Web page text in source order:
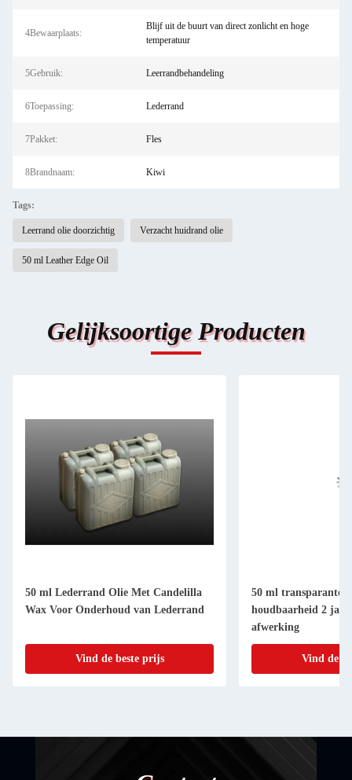
4Bewaarplaats:
Blijf uit de buurt van direct zonlicht en hoge
temperatuur
5Gebruik: Leerrandbehandeling
6Toepassing: Lederrand
7Pakket: Fles
8Brandnaam: Kiwi
Tags:
Leerrand olie doorzichtig Verzacht huidrand olie
50 ml Leather Edge Oil
Gelijksoortige Producten
50 ml Lederrand Olie Met Candelilla
Wax Voor Onderhoud van Lederrand
Vind de beste prijs
50 ml transparante
houdbaarheid 2
afwerking
Vind de